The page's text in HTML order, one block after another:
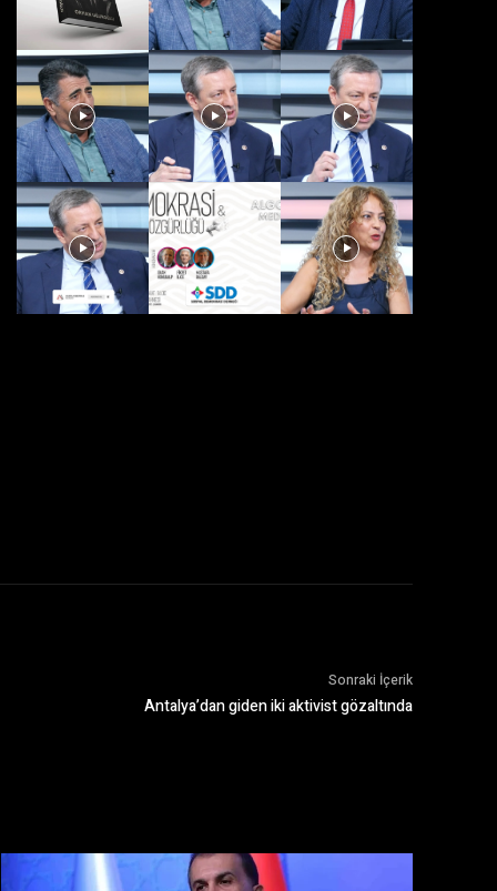
Sonraki İçerik
Antalya’dan giden iki aktivist gözaltında